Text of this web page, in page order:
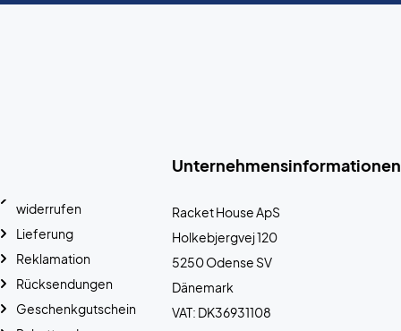
Unternehmensinformationen
Racket House ApS
Holkebjergvej 120
5250 Odense SV
Dänemark
VAT: DK36931108
widerrufen
Lieferung
Reklamation
Rücksendungen
Geschenkgutschein